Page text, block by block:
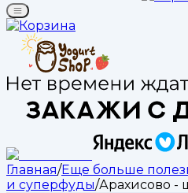
Главная/Еще больше
и суперфуды/Арахисово -